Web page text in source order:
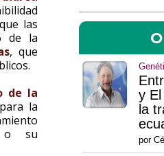
y
la
por
las
de la
, que
de la
la
su